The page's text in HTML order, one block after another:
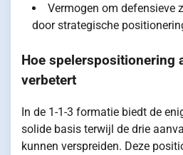
Vermogen om defensieve
door strategische
Hoe spelerspositionering
verbetert
In de 1-1-3 formatie biedt de
solide basis terwijl de drie
kunnen verspreiden. Deze